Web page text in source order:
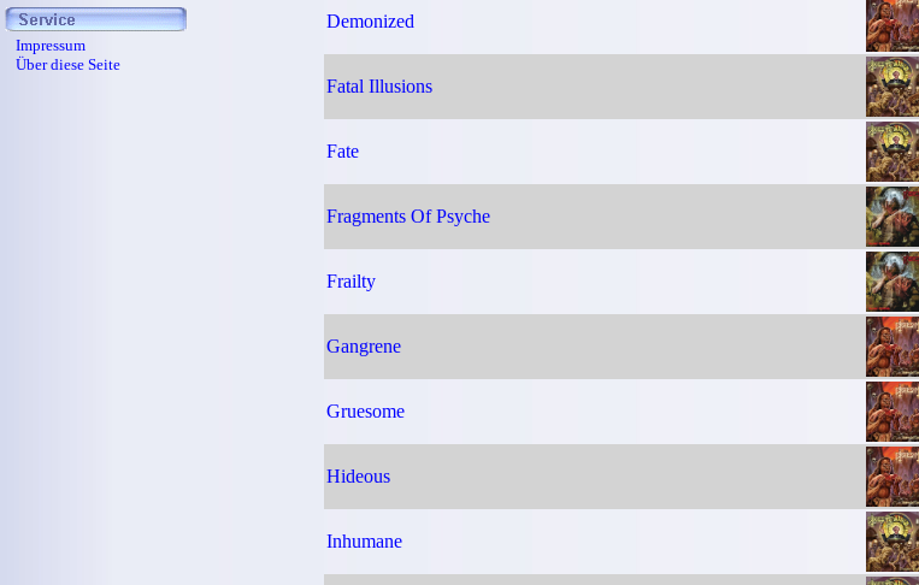
Demonized
Fatal Illusions
Fate
Fragments Of Psyche
Frailty
Gangrene
Gruesome
Hideous
Inhumane
Impressum
Über diese Seite